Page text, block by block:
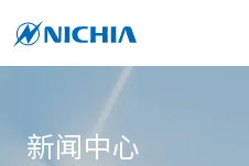
新闻中心